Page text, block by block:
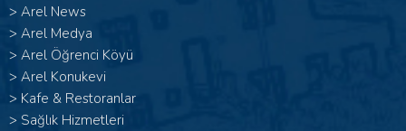
> Arel News
> Arel Medya
> Arel Öğrenci Köyü
> Arel Konukevi
> Kafe & Restoranlar
> Sağlık Hizmetleri